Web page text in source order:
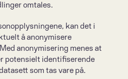
omtales.
kan det i
å anonymisere
anonymisering menes at
potensielt identifiserende
som tas vare på.